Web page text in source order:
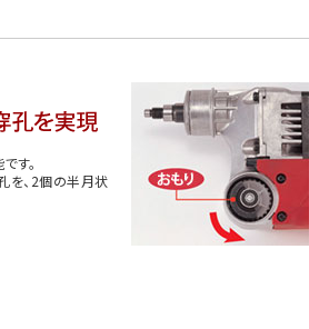
す。
を、2個の半月状